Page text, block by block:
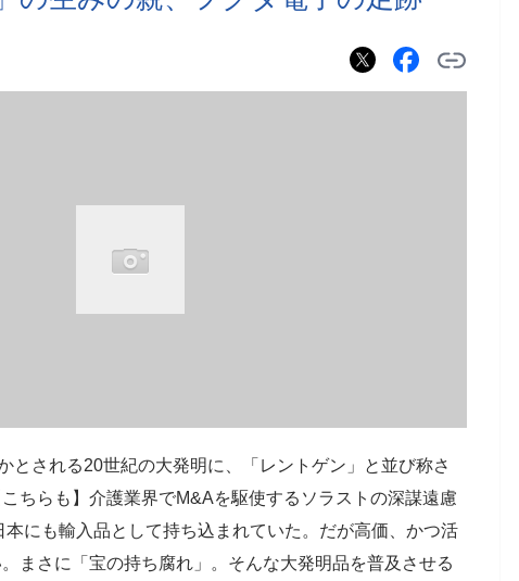
とされる20世紀の大発明に、「レントゲン」と並び称さ
ちらも】介護業界でM&Aを駆使するソラストの深謀遠慮
にも輸入品として持ち込まれていた。だが高価、かつ活
まさに「宝の持ち腐れ」。そんな大発明品を普及させる